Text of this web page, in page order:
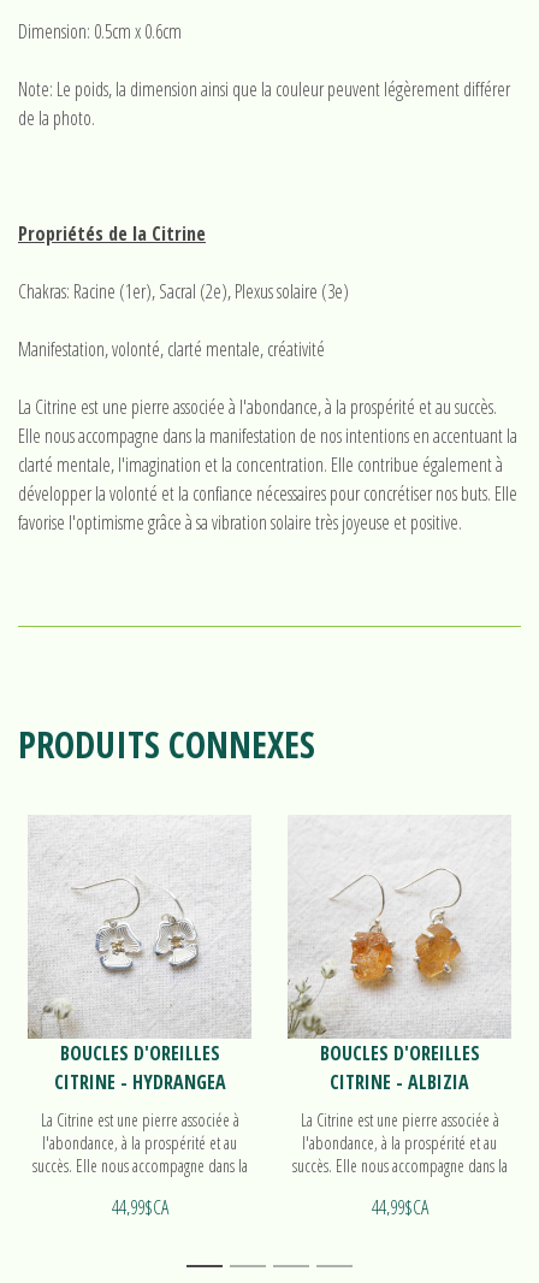
Dimension: 0.5cm x 0.6cm
Note: Le poids, la dimension ainsi que la couleur peuvent légèrement différer
de la photo.
Propriétés de la Citrine
Chakras: Racine (1er), Sacral (2e), Plexus solaire (3e)
Manifestation, volonté, clarté mentale, créativité
La Citrine est une pierre associée à l'abondance, à la prospérité et au succès.
Elle nous accompagne dans la manifestation de nos intentions en accentuant la
clarté mentale, l'imagination et la concentration. Elle contribue également à
développer la volonté et la confiance nécessaires pour concrétiser nos buts. Elle
favorise l'optimisme grâce à sa vibration solaire très joyeuse et positive.
PRODUITS CONNEXES
BOUCLES D'OREILLES
CITRINE - HYDRANGEA
La Citrine est une pierre associée à
l'abondance, à la prospérité et au
succès. Elle nous accompagne dans la
Découvrez nos boucles d'oreilles
44,99$CA
BOUCLES D'OREILLES
CITRINE - ALBIZIA
La Citrine est une pierre associée à
l'abondance, à la prospérité et au
succès. Elle nous accompagne dans la
Découvrez nos boucles d'oreilles
44,99$CA
1 2 3 4